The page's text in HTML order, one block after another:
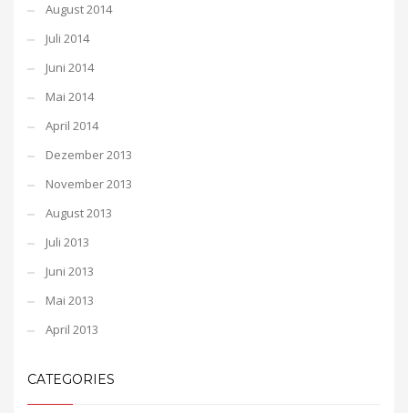
August 2014
Juli 2014
Juni 2014
Mai 2014
April 2014
Dezember 2013
November 2013
August 2013
Juli 2013
Juni 2013
Mai 2013
April 2013
CATEGORIES